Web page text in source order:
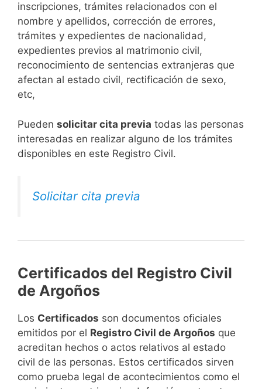
inscripciones, trámites relacionados con el
nombre y apellidos, corrección de errores,
trámites y expedientes de nacionalidad,
expedientes previos al matrimonio civil,
reconocimiento de sentencias extranjeras que
afectan al estado civil, rectificación de sexo,
etc,
​Pueden solicitar cita previa todas las personas
interesadas en realizar alguno de los trámites
disponibles en este Registro Civil.​
Solicitar cita previa
Certificados del Registro Civil
de Argoños
Los Certificados son documentos oficiales
emitidos por el Registro Civil de Argoños que
acreditan hechos o actos relativos al estado
civil de las personas. Estos certificados sirven
como prueba legal de acontecimientos como el